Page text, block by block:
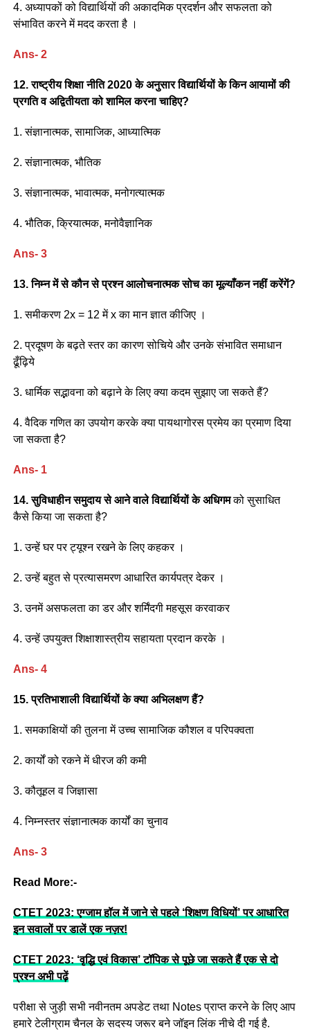
4. अध्यापकों को विद्यार्थियों की अकादमिक प्रदर्शन और सफलता को
संभावित करने में मदद करता है ।
Ans- 2
12. राष्ट्रीय शिक्षा नीति 2020 के अनुसार विद्यार्थियों के किन आयामों की
प्रगति व अद्वितीयता को शामिल करना चाहिए?
1. संज्ञानात्मक, सामाजिक, आध्यात्मिक
2. संज्ञानात्मक, भौतिक
3. संज्ञानात्मक, भावात्मक, मनोगत्यात्मक
4. भौतिक, क्रियात्मक, मनोवैज्ञानिक
Ans- 3
13. निम्न में से कौन से प्रश्न आलोचनात्मक सोच का मूल्याँकन नहीं करेंगें?
1. समीकरण 2x = 12 में x का मान ज्ञात कीजिए ।
2. प्रदूषण के बढ़ते स्तर का कारण सोचिये और उनके संभावित समाधान
ढूँढ़िये
3. धार्मिक सद्भावना को बढ़ाने के लिए क्या कदम सुझाए जा सकते हैं?
4. वैदिक गणित का उपयोग करके क्या पायथागोरस प्रमेय का प्रमाण दिया
जा सकता है?
Ans- 1
14. सुविधाहीन समुदाय से आने वाले विद्यार्थियों के अधिगमको सुसाधित
कैसे किया जा सकता है?
1. उन्हें घर पर ट्यूश्न रखने के लिए कहकर ।
2. उन्हें बहुत से प्रत्यासमरण आधारित कार्यपत्र देकर ।
3. उनमें असफलता का डर और शर्मिंदगी महसूस करवाकर
4. उन्हें उपयुक्त शिक्षाशास्त्रीय सहायता प्रदान करके ।
Ans- 4
15. प्रतिभाशाली विद्यार्थियों के क्या अभिलक्षण हैं?
1. समकाक्षियों की तुलना में उच्च सामाजिक कौशल व परिपक्वता
2. कार्यों को रकने में धीरज की कमी
3. कौतूहल व जिज्ञासा
4. निम्नस्तर संज्ञानात्मक कार्यों का चुनाव
Ans- 3
Read More:-
CTET 2023: एग्जाम हॉल में जाने से पहले ‘शिक्षण विधियों’ पर आधारित
इन सवालों पर डालें एक नज़र!
CTET 2023: ‘वृद्धि एवं विकास’ टॉपिक से पूछे जा सकते हैं एक से दो
प्रश्न अभी पढ़ें
परीक्षा से जुड़ी सभी नवीनतम अपडेट तथा Notes प्राप्त करने के लिए आप
हमारे टेलीग्राम चैनल के सदस्य जरूर बने जॉइन लिंक नीचे दी गई है.